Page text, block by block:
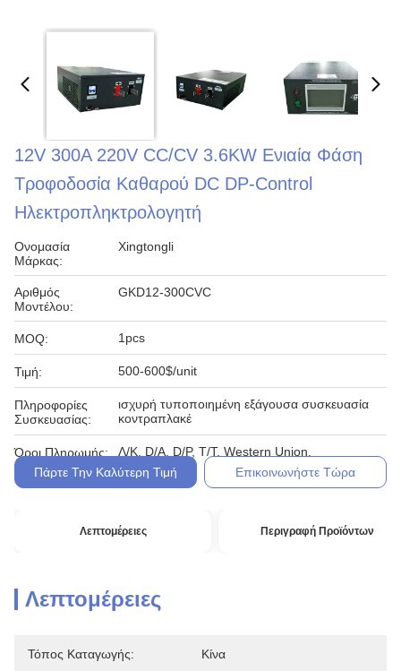
12V 300A 220V CC/CV 3.6KW Ενιαία Φάση
Τροφοδοσία Καθαρού DC DP-Control
Ηλεκτροπληκτρολογητή
Ονομασία
Μάρκας:
Xingtongli
Αριθμός
Μοντέλου:
GKD12-300CVC
MOQ: 1pcs
Τιμή: 500-600$/unit
Πληροφορίες
Συσκευασίας:
ισχυρή τυποποιημένη εξάγουσα συσκευασία
κοντραπλακέ
Όροι Πληρωμής:
Λ/Κ, D/A, D/P, T/T, Western Union,
Πάρτε Την Καλύτερη Τιμή
Επικοινωνήστε Τώρα
Λεπτομέρειες Περιγραφή Προϊόντων
Λεπτομέρειες
Τόπος Καταγωγής: Κίνα